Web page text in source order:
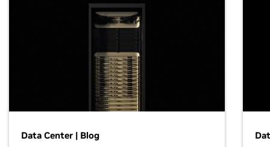
Data Center | Blog